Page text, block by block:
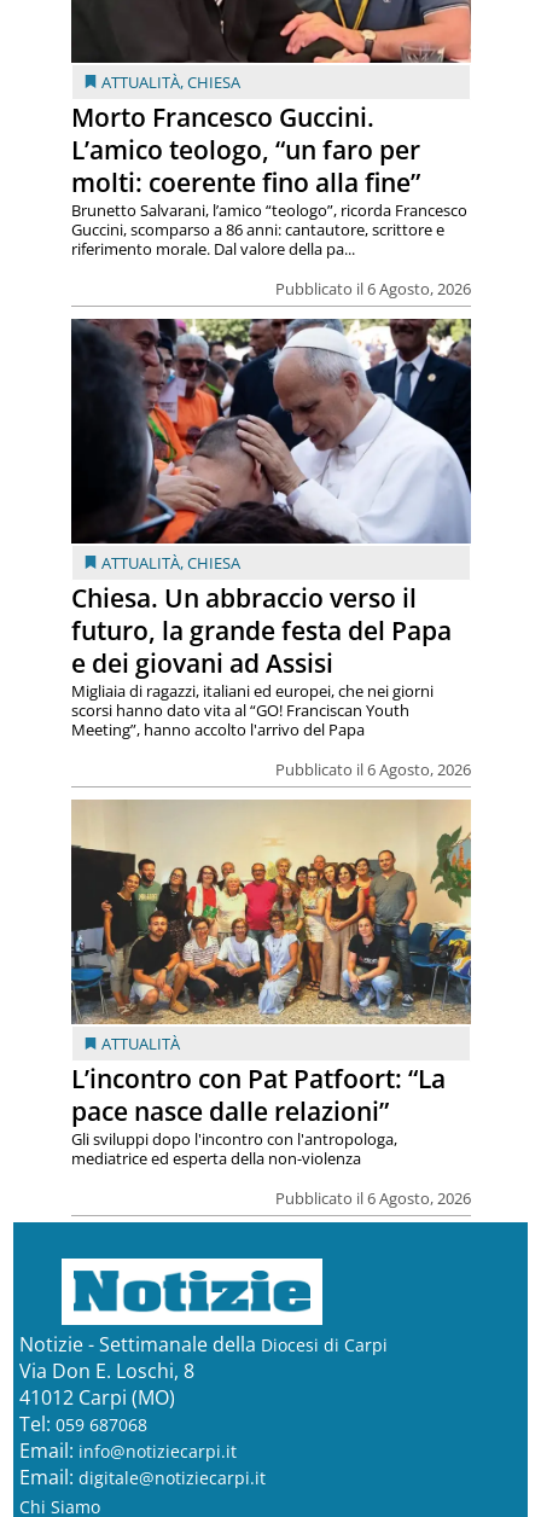
ATTUALITÀ,CHIESA
Morto Francesco Guccini.
L’amico teologo, “un faro per
molti: coerente fino alla fine”
Pubblicato il 6 Agosto, 2026
Brunetto Salvarani, l’amico “teologo”, ricorda Francesco
Guccini, scomparso a 86 anni: cantautore, scrittore e
riferimento morale. Dal valore della pa...
ATTUALITÀ,CHIESA
Chiesa. Un abbraccio verso il
futuro, la grande festa del Papa
e dei giovani ad Assisi
Pubblicato il 6 Agosto, 2026
Migliaia di ragazzi, italiani ed europei, che nei giorni
scorsi hanno dato vita al “GO! Franciscan Youth
Meeting”, hanno accolto l'arrivo del Papa
ATTUALITÀ
L’incontro con Pat Patfoort: “La
pace nasce dalle relazioni”
Pubblicato il 6 Agosto, 2026
Gli sviluppi dopo l'incontro con l'antropologa,
mediatrice ed esperta della non-violenza
Notizie - Settimanale della Diocesi di Carpi
Via Don E. Loschi, 8
41012 Carpi (MO)
Tel: 059 687068
Email: info@notiziecarpi.it
Email: digitale@notiziecarpi.it
Chi Siamo